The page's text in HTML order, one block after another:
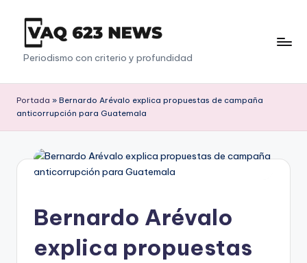
Saltar
contenido
V
a
q
6
Periodismo con criterio y profundidad
Portada » Bernardo Arévalo explica propuestas de campaña
anticorrupción para Guatemala
Bernardo Arévalo
explica propuestas